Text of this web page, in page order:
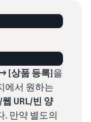
[상품 등록]을
에서 원하는
URL/빈 양
. 만약 별도의